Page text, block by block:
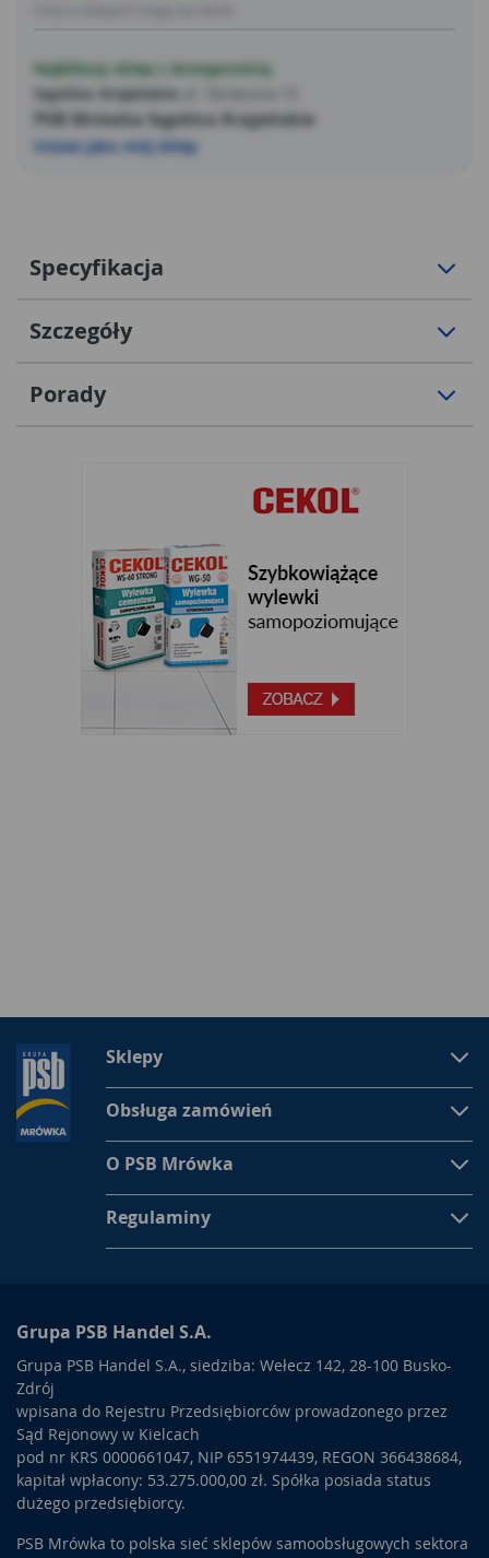
Najbliższy sklep z dostępnością
Sępólno Krajeńskie
PSB Mrówka Sępólno Krajeńskie
Ustaw jako mój sklep
Specyfikacja
Szczegóły
Porady
Sklepy
Obsługa zamówień
O PSB Mrówka
Regulaminy
Grupa PSB Handel S.A.
Grupa PSB Handel S.A., siedziba: Wełecz 142, 28-100 Busko-
Zdrój
wpisana do Rejestru Przedsiębiorców prowadzonego przez
Sąd Rejonowy w Kielcach
pod nr KRS 0000661047, NIP 6551974439, REGON 366438684,
kapitał wpłacony: 53.275.000,00 zł. Spółka posiada status
dużego przedsiębiorcy.
PSB Mrówka to polska sieć sklepów samoobsługowych sektora